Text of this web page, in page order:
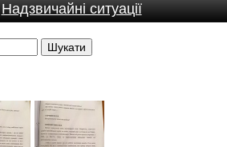
Надзвичайні ситуації